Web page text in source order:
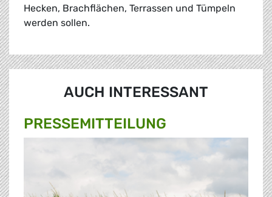
Hecken, Brachflächen, Terrassen und Tümpeln
werden sollen.
AUCH INTERESSANT
PRESSE­MITTEILUNG